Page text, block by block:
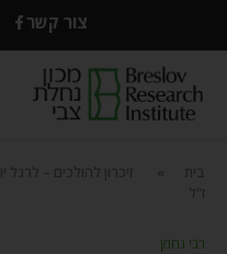
צור קשר
בית
זיכרון להולכים – לרגל
ז"ל
רבי נחמן